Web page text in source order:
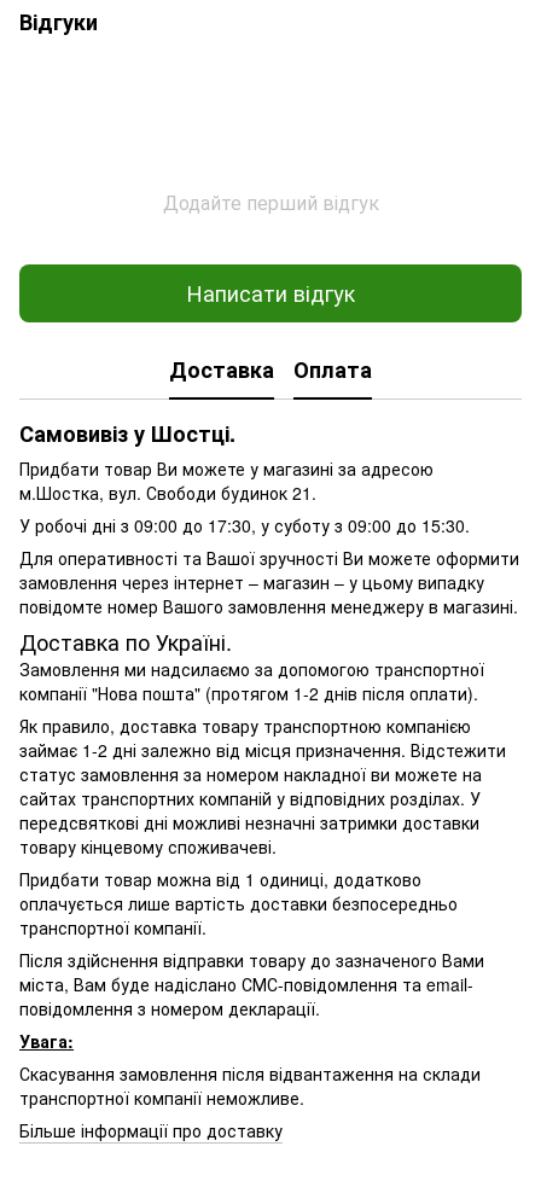
Відгуки
Додайте перший відгук
Написати відгук
Доставка Оплата
Самовивіз у Шостці.
Придбати товар Ви можете у магазині за адресою
м.Шостка, вул. Свободи будинок 21.
У робочі дні з 09:00 до 17:30, у суботу з 09:00 до 15:30.
Для оперативності та Вашої зручності Ви можете оформити
замовлення через інтернет – магазин – у цьому випадку
повідомте номер Вашого замовлення менеджеру в магазині.
Доставка по Україні.
Замовлення ми надсилаємо за допомогою транспортної
компанії "Нова пошта" (протягом 1-2 днів після оплати).
Як правило, доставка товару транспортною компанією
займає 1-2 дні залежно від місця призначення. Відстежити
статус замовлення за номером накладної ви можете на
сайтах транспортних компаній у відповідних розділах. У
передсвяткові дні можливі незначні затримки доставки
товару кінцевому споживачеві.
Придбати товар можна від 1 одиниці, додатково
оплачується лише вартість доставки безпосередньо
транспортної компанії.
Після здійснення відправки товару до зазначеного Вами
міста, Вам буде надіслано СМС-повідомлення та email-
повідомлення з номером декларації.
Увага:
Скасування замовлення після відвантаження на склади
транспортної компанії неможливе.
Більше інформації про доставку